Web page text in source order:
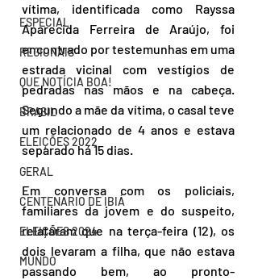
ESPECIAL
REGIONAIS
QUE NOTÍCIA BOA!
BRASIL
ELEIÇÕES 2022
GERAL
CENTENÁRIO DE IBIÁ
ELEIÇÕES 2024
MUNDO
vítima, identificada como Rayssa
Aparecida Ferreira de Araújo, foi
encontrado por testemunhas em uma
estrada vicinal com vestígios de
pedradas nas mãos e na cabeça.
Segundo a mãe da vítima, o casal teve
um relacionado de 4 anos e estava
separado há 15 dias.
Em conversa com os policiais,
familiares da jovem e do suspeito,
relataram que na terça-feira (12), os
dois levaram a filha, que não estava
passando bem, ao pronto-